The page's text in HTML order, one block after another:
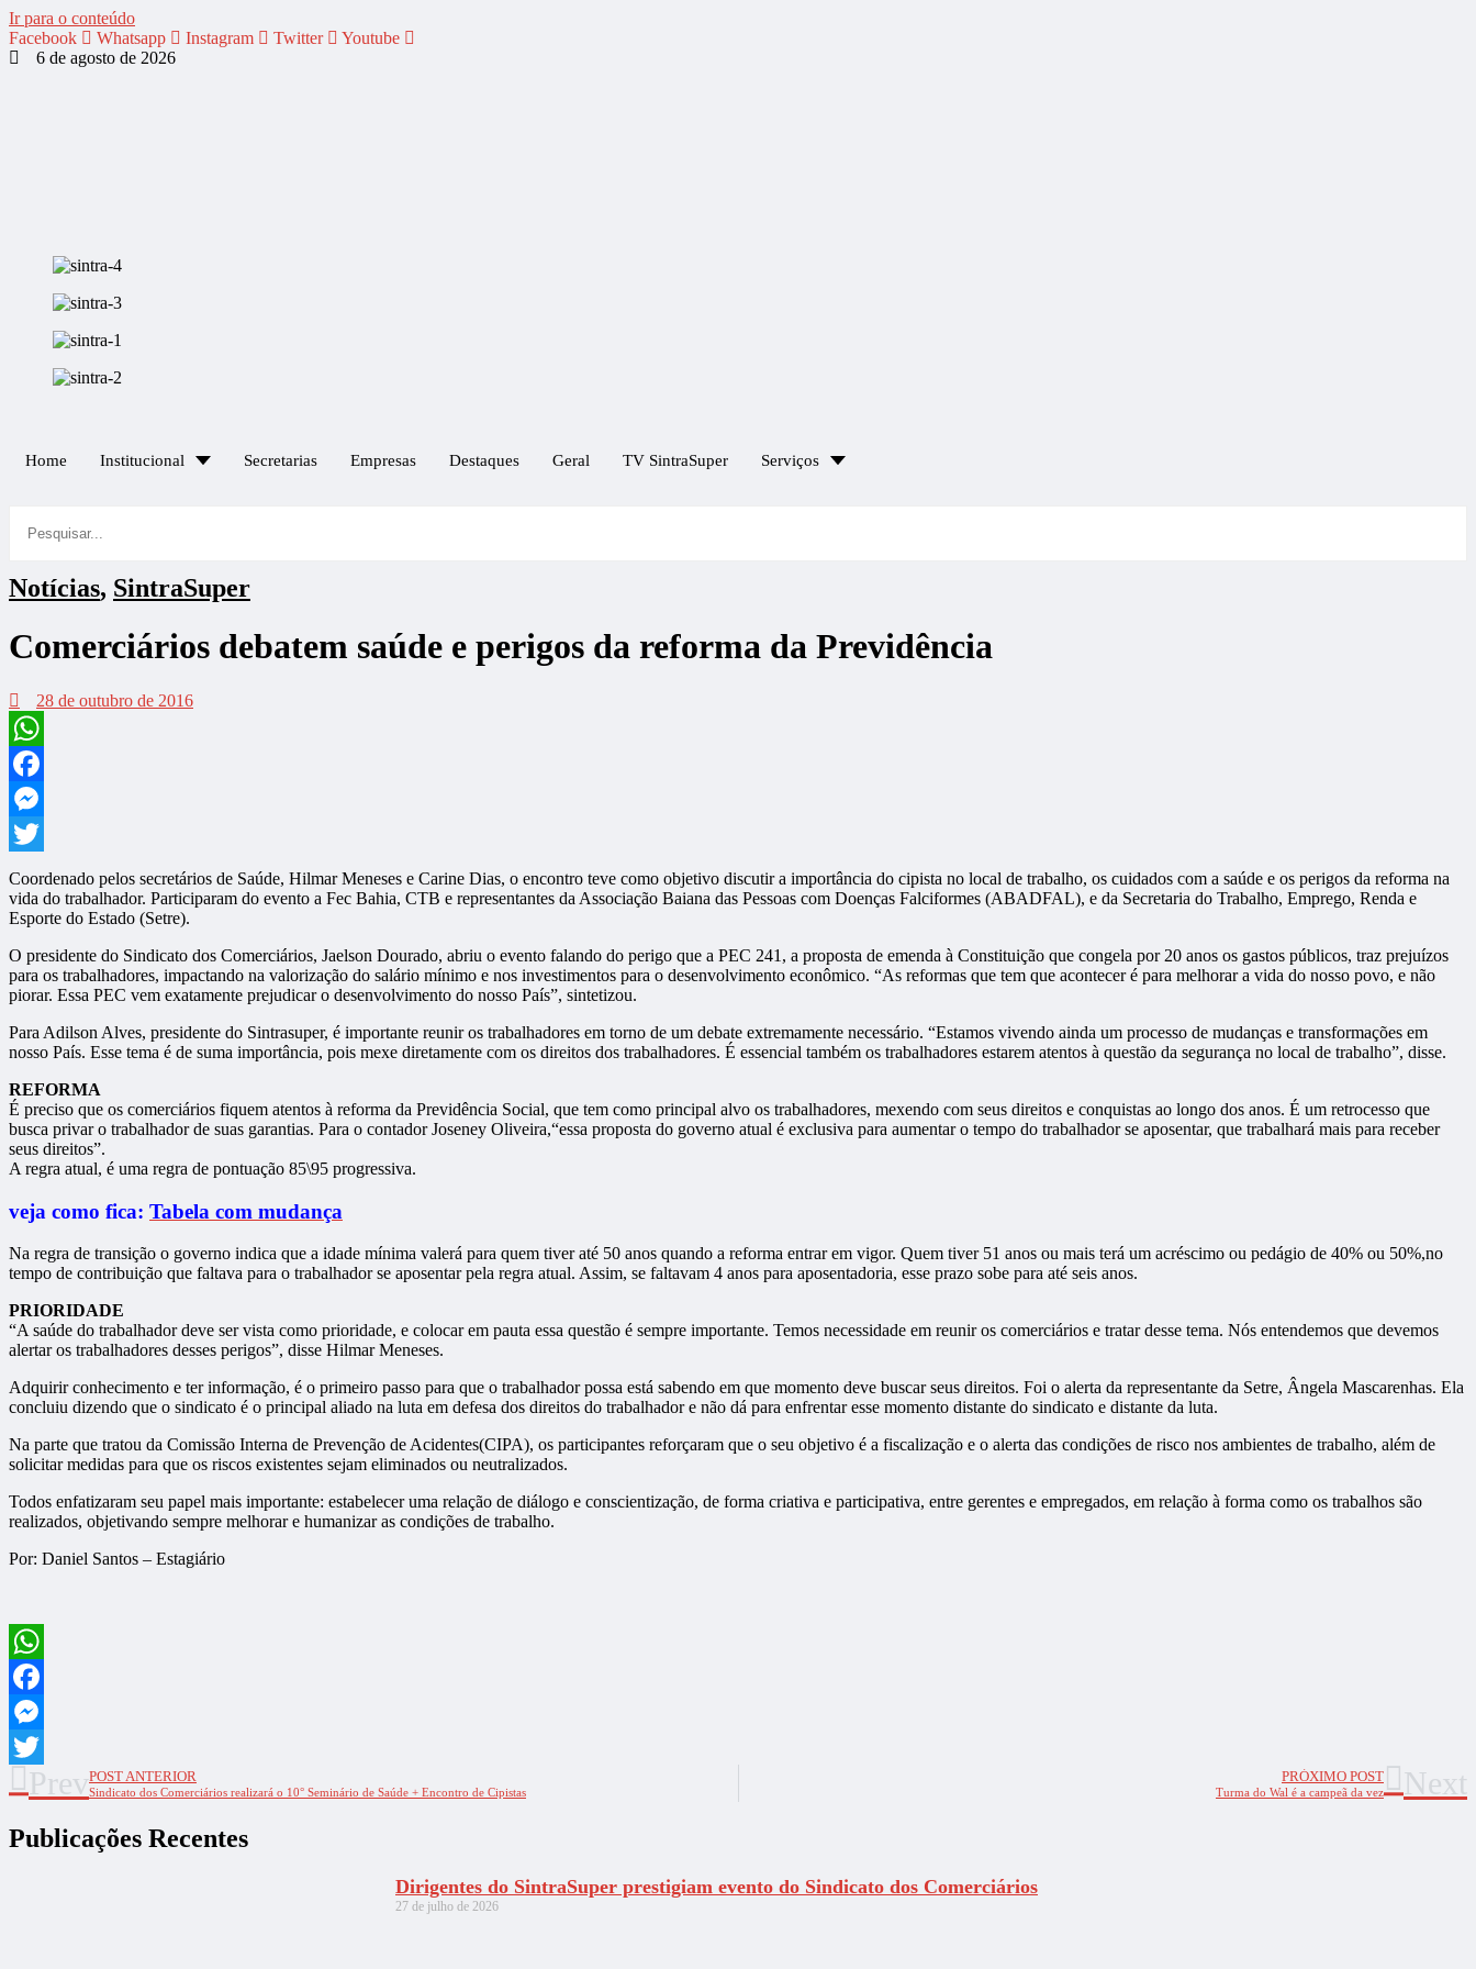
Ir para o conteúdo
Facebook
Whatsapp Instagram Twitter
Youtube
6 de agosto de 2026
Home Institucional Secretarias Empresas Destaques Geral TV SintraSuper Serviços
Notícias, SintraSuper
Comerciários debatem saúde e perigos da reforma da Previdência
28 de outubro de 2016
WhatsApp
Facebook
Messenger
Twitter
Coordenado pelos secretários de Saúde, Hilmar Meneses e Carine Dias, o encontro teve como objetivo discutir a importância do cipista no local de trabalho, os cuidados com a saúde e os perigos da reforma na
vida do trabalhador. Participaram do evento a Fec Bahia, CTB e representantes da Associação Baiana das Pessoas com Doenças Falciformes (ABADFAL), e da Secretaria do Trabalho, Emprego, Renda e
Esporte do Estado (Setre).
O presidente do Sindicato dos Comerciários, Jaelson Dourado, abriu o evento falando do perigo que a PEC 241, a proposta de emenda à Constituição que congela por 20 anos os gastos públicos, traz prejuízos
para os trabalhadores, impactando na valorização do salário mínimo e nos investimentos para o desenvolvimento econômico. “As reformas que tem que acontecer é para melhorar a vida do nosso povo, e não
piorar. Essa PEC vem exatamente prejudicar o desenvolvimento do nosso País”, sintetizou.
Para Adilson Alves, presidente do Sintrasuper, é importante reunir os trabalhadores em torno de um debate extremamente necessário. “Estamos vivendo ainda um processo de mudanças e transformações em
nosso País. Esse tema é de suma importância, pois mexe diretamente com os direitos dos trabalhadores. É essencial também os trabalhadores estarem atentos à questão da segurança no local de trabalho”, disse.
REFORMA
É preciso que os comerciários fiquem atentos à reforma da Previdência Social, que tem como principal alvo os trabalhadores, mexendo com seus direitos e conquistas ao longo dos anos. É um retrocesso que
busca privar o trabalhador de suas garantias. Para o contador Joseney Oliveira,“essa proposta do governo atual é exclusiva para aumentar o tempo do trabalhador se aposentar, que trabalhará mais para receber
seus direitos”.
A regra atual, é uma regra de pontuação 85\95 progressiva.
veja como fica: Tabela com mudança
Na regra de transição o governo indica que a idade mínima valerá para quem tiver até 50 anos quando a reforma entrar em vigor. Quem tiver 51 anos ou mais terá um acréscimo ou pedágio de 40% ou 50%,no
tempo de contribuição que faltava para o trabalhador se aposentar pela regra atual. Assim, se faltavam 4 anos para aposentadoria, esse prazo sobe para até seis anos.
PRIORIDADE
“A saúde do trabalhador deve ser vista como prioridade, e colocar em pauta essa questão é sempre importante. Temos necessidade em reunir os comerciários e tratar desse tema. Nós entendemos que devemos
alertar os trabalhadores desses perigos”, disse Hilmar Meneses.
Adquirir conhecimento e ter informação, é o primeiro passo para que o trabalhador possa está sabendo em que momento deve buscar seus direitos. Foi o alerta da representante da Setre, Ângela Mascarenhas. Ela
concluiu dizendo que o sindicato é o principal aliado na luta em defesa dos direitos do trabalhador e não dá para enfrentar esse momento distante do sindicato e distante da luta.
Na parte que tratou da Comissão Interna de Prevenção de Acidentes(CIPA), os participantes reforçaram que o seu objetivo é a fiscalização e o alerta das condições de risco nos ambientes de trabalho, além de
solicitar medidas para que os riscos existentes sejam eliminados ou neutralizados.
Todos enfatizaram seu papel mais importante: estabelecer uma relação de diálogo e conscientização, de forma criativa e participativa, entre gerentes e empregados, em relação à forma como os trabalhos são
realizados, objetivando sempre melhorar e humanizar as condições de trabalho.
Por: Daniel Santos – Estagiário
WhatsApp
Facebook
Messenger
Twitter
PrevPOST ANTERIOR
Sindicato dos Comerciários realizará o 10° Seminário de Saúde + Encontro de Cipistas
PRÓXIMO POST
Turma do Wal é a campeã da vez Next
Publicações Recentes
Dirigentes do SintraSuper prestigiam evento do Sindicato dos Comerciários
27 de julho de 2026